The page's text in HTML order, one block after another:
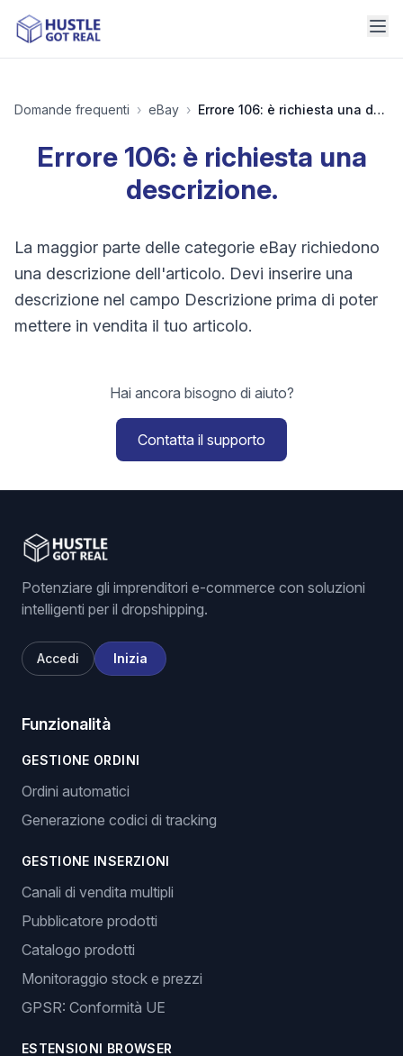
Domande frequenti › eBay › Errore 106: è richiesta una descrizione.
Errore 106: è richiesta una
descrizione.
La maggior parte delle categorie eBay richiedono
una descrizione dell'articolo. Devi inserire una
descrizione nel campo Descrizione prima di poter
mettere in vendita il tuo articolo.
Hai ancora bisogno di aiuto?
Contatta il supporto
Potenziare gli imprenditori e-commerce con soluzioni
intelligenti per il dropshipping.
Accedi Inizia
Funzionalità
GESTIONE ORDINI
Ordini automatici
Generazione codici di tracking
GESTIONE INSERZIONI
Canali di vendita multipli
Pubblicatore prodotti
Catalogo prodotti
Monitoraggio stock e prezzi
GPSR: Conformità UE
ESTENSIONI BROWSER